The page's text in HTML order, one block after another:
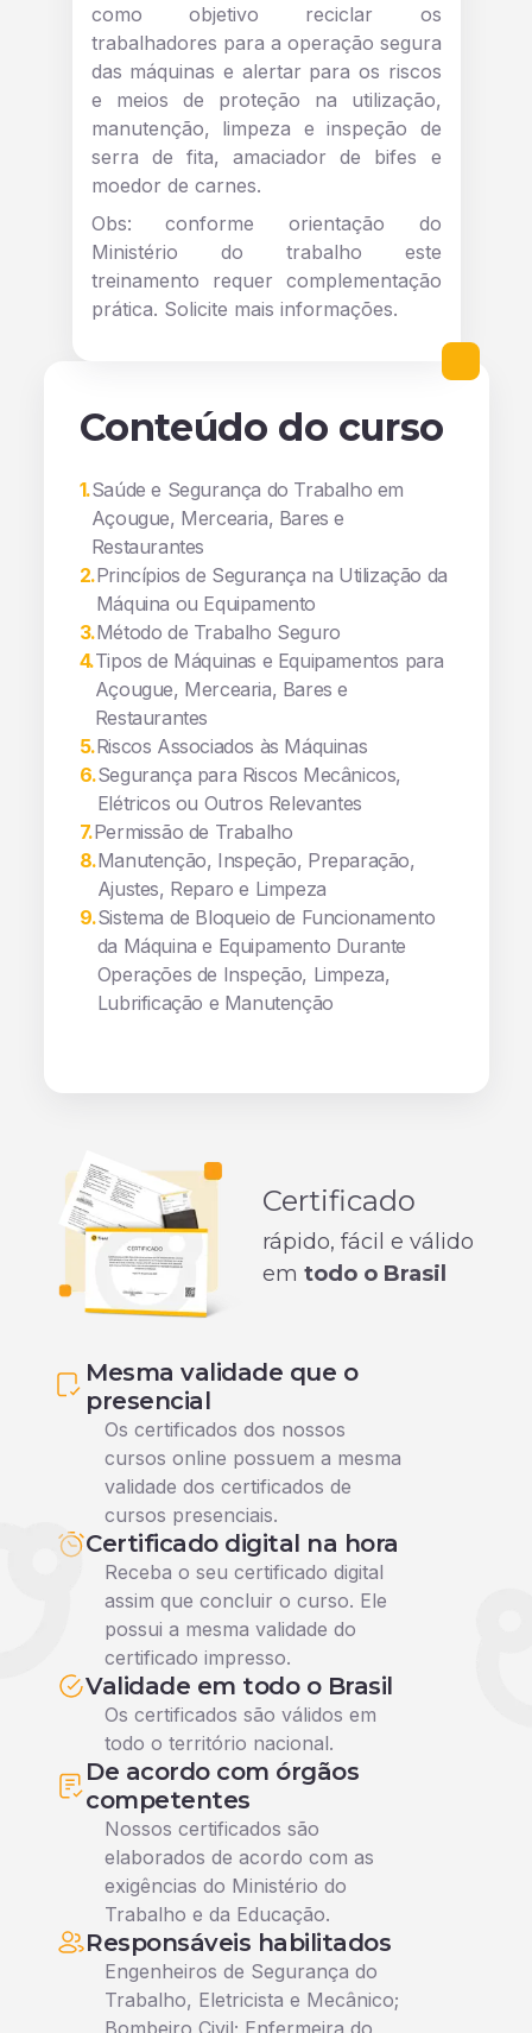
como objetivo reciclar os
trabalhadores para a operação segura
das máquinas e alertar para os riscos
e meios de proteção na utilização,
manutenção, limpeza e inspeção de
serra de fita, amaciador de bifes e
moedor de carnes.
Obs: conforme orientação do
Ministério do trabalho este
treinamento requer complementação
prática. Solicite mais informações.
Conteúdo do curso
1.Saúde e Segurança do Trabalho em
Açougue, Mercearia, Bares e
Restaurantes
2.Princípios de Segurança na Utilização da
Máquina ou Equipamento
3.Método de Trabalho Seguro
4.Tipos de Máquinas e Equipamentos para
Açougue, Mercearia, Bares e
Restaurantes
5.Riscos Associados às Máquinas
6.Segurança para Riscos Mecânicos,
Elétricos ou Outros Relevantes
7.Permissão de Trabalho
8.Manutenção, Inspeção, Preparação,
Ajustes, Reparo e Limpeza
9.Sistema de Bloqueio de Funcionamento
da Máquina e Equipamento Durante
Operações de Inspeção, Limpeza,
Lubrificação e Manutenção
Certificado
rápido, fácil e válido
em todo o Brasil
Mesma validade que o
presencial
Os certificados dos nossos
cursos online possuem a mesma
validade dos certificados de
cursos presenciais.
Certificado digital na hora
Receba o seu certificado digital
assim que concluir o curso. Ele
possui a mesma validade do
certificado impresso.
Validade em todo o Brasil
Os certificados são válidos em
todo o território nacional.
De acordo com órgãos
competentes
Nossos certificados são
elaborados de acordo com as
exigências do Ministério do
Trabalho e da Educação.
Responsáveis habilitados
Engenheiros de Segurança do
Trabalho, Eletricista e Mecânico;